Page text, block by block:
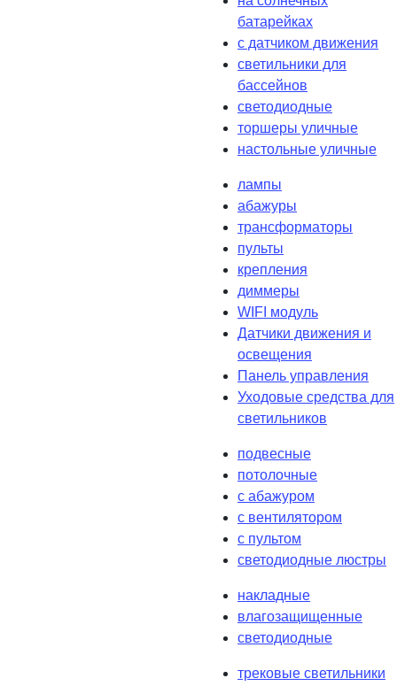
батарейках
с датчиком движения
светильники для
бассейнов
светодиодные
торшеры уличные
настольные уличные
лампы
абажуры
трансформаторы
пульты
крепления
диммеры
WIFI модуль
Датчики движения и
освещения
Панель управления
Уходовые средства для
светильников
подвесные
потолочные
с абажуром
с вентилятором
с пультом
светодиодные люстры
накладные
влагозащищенные
светодиодные
трековые светильники